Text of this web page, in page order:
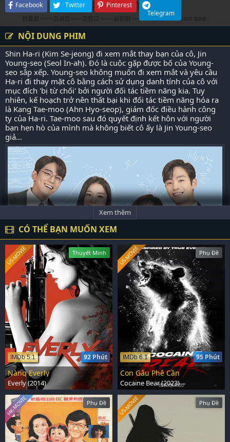
Facebook Twitter
Pinterest
Telegram
NỘI DUNG PHIM
Shin Ha-ri (Kim Se-jeong) đi xem mắt thay bạn của cô, Jin
Young-seo (Seol In-ah). Đó là cuộc gặp được bố của Young-
seo sắp xếp. Young-seo không muốn đi xem mắt và yêu cầu
Ha-ri đi thay mặt cô bằng cách sử dụng danh tính của cô với
mục đích 'bị từ chối' bởi người đối tác tiềm năng kia. Tuy
nhiên, kế hoạch trở nên thất bại khi đối tác tiềm năng hóa ra
là Kang Tae-moo (Ahn Hyo-seop), giám đốc điều hành công
ty của Ha-ri. Tae-moo sau đó quyết định kết hôn với người
bạn hẹn hò của mình mà không biết cô ấy là Jin Young-seo
giả...
Xem thêm
CÓ THỂ BẠN MUỐN XEM
Thuyết Minh
92 Phút
IMDb 5.1
US-MOVIE
Nàng Everly
Everly (2014)
Phụ Đề
95 Phút
IMDb 6.1
US-MOVIE
Con Gấu Phê Cần
Cocaine Bear (2023)
Phụ Đề
HK-MOVIE Phụ Đề
US-MOVIE